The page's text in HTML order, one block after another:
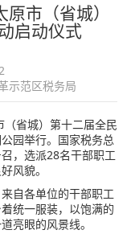
市（省城）
启动仪式
示范区税务局
省城）第十二届全民
园举行。国家税务总
，选派28名干部职工
风貌。
自各单位的干部职工
统一服装，以饱满的
亮眼的风景线。